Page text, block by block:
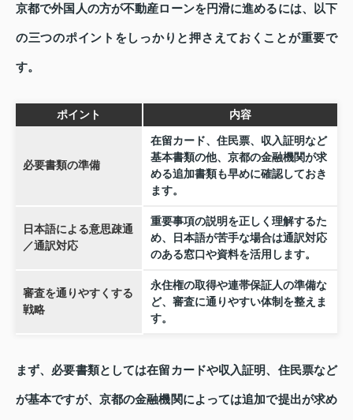
京都で外国人の方が不動産ローンを円滑に進めるには、以下
の三つのポイントをしっかりと押さえておくことが重要で
す。
ポイント 内容
必要書類の準備
在留カード、住民票、収入証明など
基本書類の他、京都の金融機関が求
める追加書類も早めに確認しておき
ます。
日本語による意思疎通
／通訳対応
重要事項の説明を正しく理解するた
め、日本語が苦手な場合は通訳対応
のある窓口や資料を活用します。
審査を通りやすくする
戦略
永住権の取得や連帯保証人の準備な
ど、審査に通りやすい体制を整えま
す。
まず、必要書類としては在留カードや収入証明、住民票など
が基本ですが、京都の金融機関によっては追加で提出が求め